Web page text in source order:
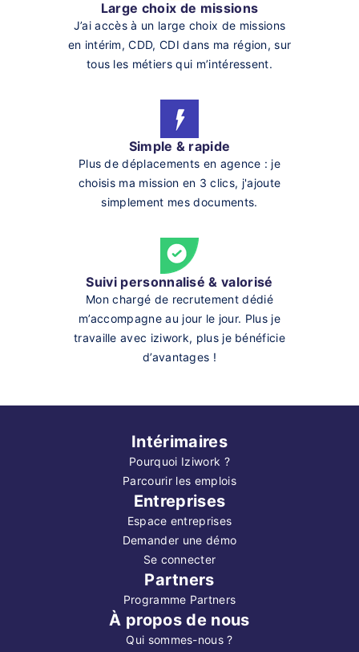
Large choix de missions
J’ai accès à un large choix de missions
en intérim, CDD, CDI dans ma région, sur
tous les métiers qui m’intéressent.
Simple & rapide
Plus de déplacements en agence : je
choisis ma mission en 3 clics, j'ajoute
simplement mes documents.
Suivi personnalisé & valorisé
Mon chargé de recrutement dédié
m’accompagne au jour le jour. Plus je
travaille avec iziwork, plus je bénéficie
d’avantages !
Intérimaires
Pourquoi Iziwork ?
Parcourir les emplois
Entreprises
Espace entreprises
Demander une démo
Se connecter
Partners
Programme Partners
À propos de nous
Qui sommes-nous ?